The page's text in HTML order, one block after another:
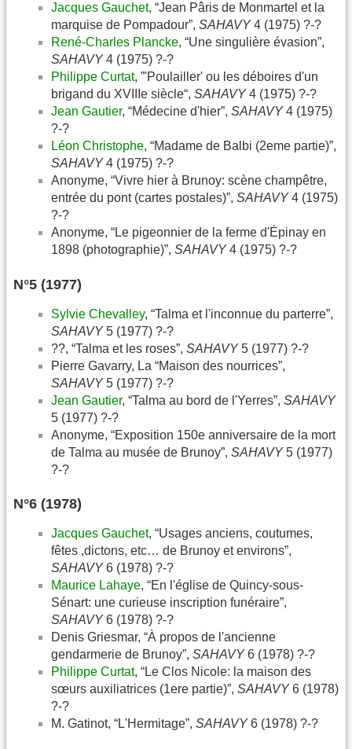
Jacques Gauchet, “Jean Pâris de Monmartel et la
marquise de Pompadour”, SAHAVY4 (1975) ?-?
René-Charles Plancke, “Une singulière évasion”,
SAHAVY4 (1975) ?-?
Philippe Curtat, ”'Poulailler' ou les déboires d'un
brigand du XVIIIe siècle“, SAHAVY4 (1975) ?-?
Jean Gautier, “Médecine d'hier”, SAHAVY4 (1975)
?-?
Léon Christophe, “Madame de Balbi (2eme partie)”,
SAHAVY4 (1975) ?-?
Anonyme, “Vivre hier à Brunoy: scène champêtre,
entrée du pont (cartes postales)”, SAHAVY4 (1975)
?-?
Anonyme, “Le pigeonnier de la ferme d'Épinay en
1898 (photographie)”, SAHAVY4 (1975) ?-?
N°5 (1977)
Sylvie Chevalley, “Talma et l'inconnue du parterre”,
SAHAVY5 (1977) ?-?
??, “Talma et les roses”, SAHAVY5 (1977) ?-?
Pierre Gavarry, La “Maison des nourrices”,
SAHAVY5 (1977) ?-?
Jean Gautier, “Talma au bord de l'Yerres”, SAHAVY
5 (1977) ?-?
Anonyme, “Exposition 150e anniversaire de la mort
de Talma au musée de Brunoy”, SAHAVY5 (1977)
?-?
N°6 (1978)
Jacques Gauchet, “Usages anciens, coutumes,
fêtes ,dictons, etc… de Brunoy et environs”,
SAHAVY6 (1978) ?-?
Maurice Lahaye, “En l'église de Quincy-sous-
Sénart: une curieuse inscription funéraire”,
SAHAVY6 (1978) ?-?
Denis Griesmar, “À propos de l'ancienne
gendarmerie de Brunoy”, SAHAVY6 (1978) ?-?
Philippe Curtat, “Le Clos Nicole: la maison des
sœurs auxiliatrices (1ere partie)”, SAHAVY6 (1978)
?-?
M. Gatinot, “L'Hermitage”, SAHAVY6 (1978) ?-?